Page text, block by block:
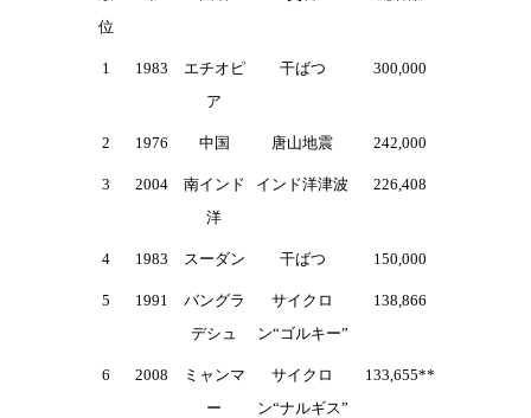
位
1 1983
エチオピ
ア
干ばつ 300,000
2 1976 中国 唐山地震 242,000
3 2004
南インド
洋
インド洋津波 226,408
4 1983 スーダン 干ばつ 150,000
5 1991
バングラ
デシュ
サイクロ
ン“ゴルキー”
138,866
6 2008
ミャンマ
ー
サイクロ
ン“ナルギス”
133,655**